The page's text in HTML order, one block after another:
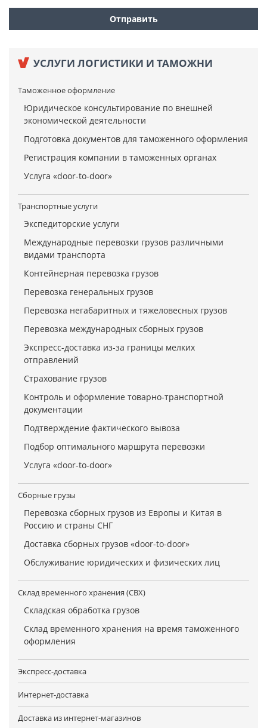
УСЛУГИ ЛОГИСТИКИ И ТАМОЖНИ
Таможенное оформление
Юридическое консультирование по внешней
экономической деятельности
Подготовка документов для таможенного оформления
Регистрация компании в таможенных органах
Услуга «door-to-door»
Транспортные услуги
Экспедиторские услуги
Международные перевозки грузов различными
видами транспорта
Контейнерная перевозка грузов
Перевозка генеральных грузов
Перевозка негабаритных и тяжеловесных грузов
Перевозка международных сборных грузов
Экспресс-доставка из-за границы мелких
отправлений
Страхование грузов
Контроль и оформление товарно-транспортной
документации
Подтверждение фактического вывоза
Подбор оптимального маршрута перевозки
Услуга «door-to-door»
Сборные грузы
Перевозка сборных грузов из Европы и Китая в
Россию и страны СНГ
Доставка сборных грузов «door-to-door»
Обслуживание юридических и физических лиц
Склад временного хранения (СВХ)
Складская обработка грузов
Склад временного хранения на время таможенного
оформления
Экспресс-доставка
Интернет-доставка
Доставка из интернет-магазинов